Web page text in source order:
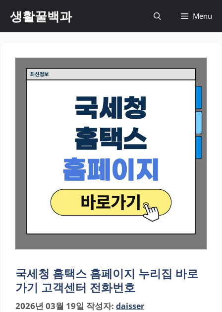
생활꿀백과 Menu
국세청 홈택스 홈페이지 누리집 바로
가기 고객센터 전화번호
2026년 03월 19일 작성자: daisser